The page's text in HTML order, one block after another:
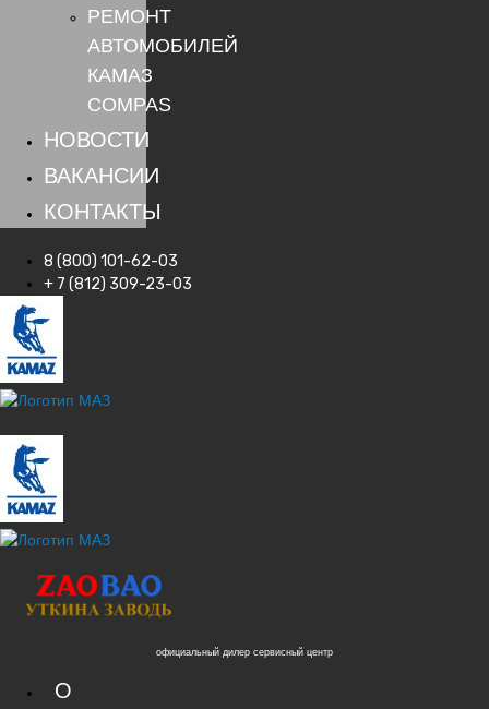
РЕМОНТ
АВТОМОБИЛЕЙ
КАМАЗ
COMPAS
НОВОСТИ
ВАКАНСИИ
КОНТАКТЫ
8 (800) 101-62-03
+ 7 (812) 309-23-03
официальный дилер сервисный центр
О